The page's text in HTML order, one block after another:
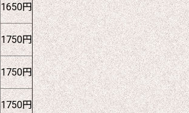
1650円
1750円
1750円
1750円